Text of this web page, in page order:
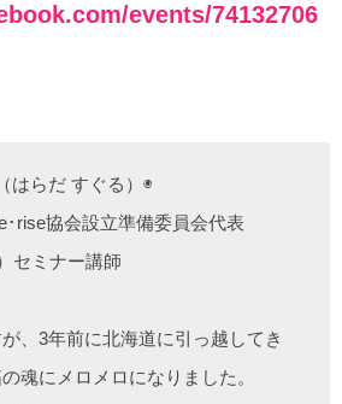
events/74132706
はらだ すぐる）◉
･rise協会設立準備委員会代表
セミナー講師
、3年前に北海道に引っ越してき
魂にメロメロになりました。